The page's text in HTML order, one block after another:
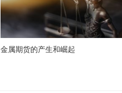
金属期货的产生和崛起